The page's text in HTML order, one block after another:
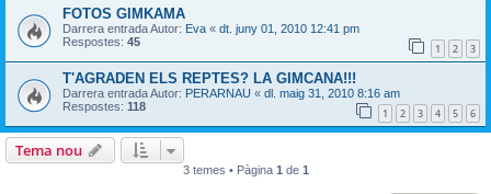
FOTOS GIMKAMA
Darrera entrada Autor: Eva « dt. juny 01, 2010 12:41 pm
Respostes: 45 1 2 3
T'AGRADEN ELS REPTES? LA GIMCANA!!!
Darrera entrada Autor: PERARNAU « dl. maig 31, 2010 8:16 am
Respostes: 118 1 2 3 4 5 6
Tema nou
3 temes • Pàgina 1 de 1